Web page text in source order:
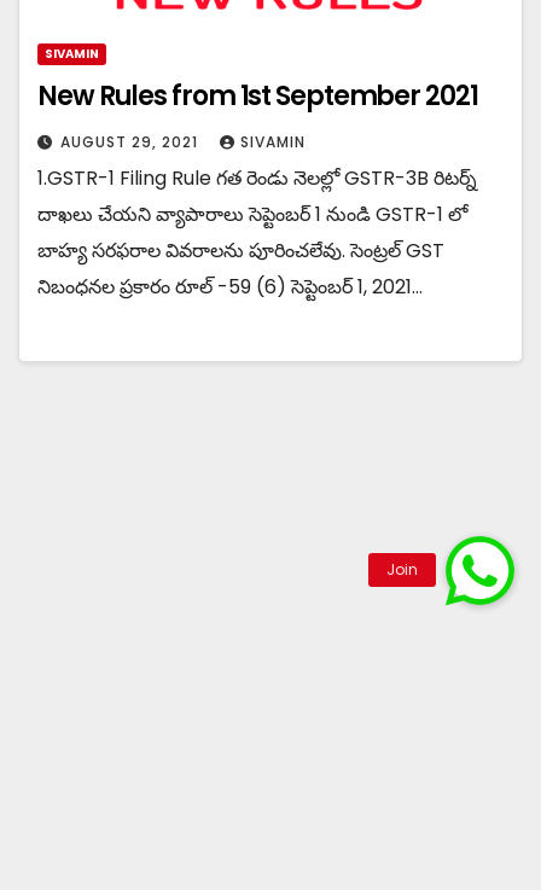
SIVAMIN
New Rules from 1st September 2021
AUGUST 29, 2021 SIVAMIN
1.GSTR-1 Filing Rule గత రెండు నెలల్లో GSTR-3B రిటర్న్
దాఖలు చేయని వ్యాపారాలు సెప్టెంబర్ 1 నుండి GSTR-1 లో
బాహ్య సరఫరాల వివరాలను పూరించలేవు. సెంట్రల్ GST
నిబంధనల ప్రకారం రూల్ -59 (6) సెప్టెంబర్ 1, 2021…